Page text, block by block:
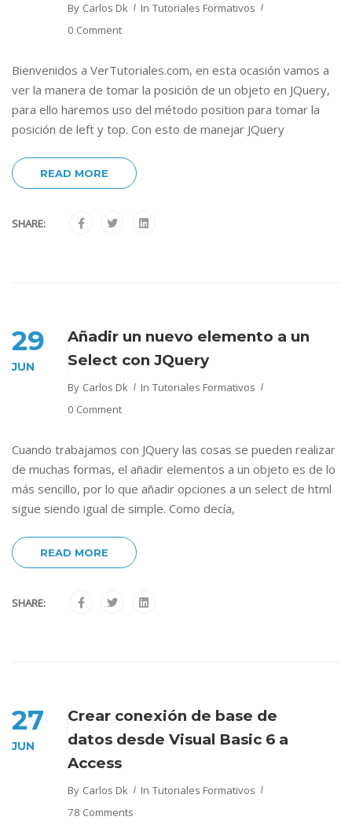
By Carlos Dk In Tutoriales Formativos
0 Comment
Bienvenidos a VerTutoriales.com, en esta ocasión vamos a
ver la manera de tomar la posición de un objeto en JQuery,
para ello haremos uso del método position para tomar la
posición de left y top. Con esto de manejar JQuery
READ MORE
SHARE:
29
JUN
Añadir un nuevo elemento a un
Select con JQuery
By Carlos Dk In Tutoriales Formativos
0 Comment
Cuando trabajamos con JQuery las cosas se pueden realizar
de muchas formas, el añadir elementos a un objeto es de lo
más sencillo, por lo que añadir opciones a un select de html
sigue siendo igual de simple. Como decía,
READ MORE
SHARE:
27
JUN
Crear conexión de base de
datos desde Visual Basic 6 a
Access
By Carlos Dk In Tutoriales Formativos
78 Comments